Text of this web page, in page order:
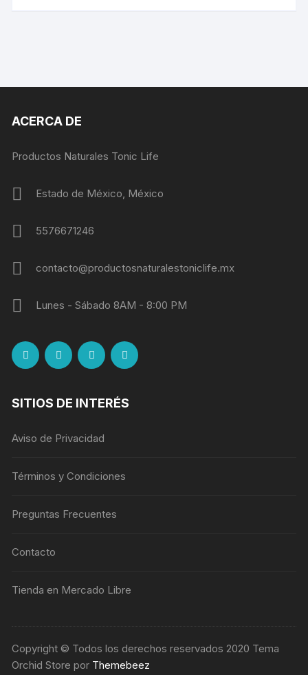
ACERCA DE
Productos Naturales Tonic Life
Estado de México, México
5576671246
contacto@productosnaturalestoniclife.mx
Lunes - Sábado 8AM - 8:00 PM
SITIOS DE INTERÉS
Aviso de Privacidad
Términos y Condiciones
Preguntas Frecuentes
Contacto
Tienda en Mercado Libre
Copyright © Todos los derechos reservados 2020 Tema
Orchid Store por Themebeez